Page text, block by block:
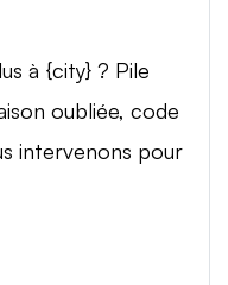
à {city} ? Pile
oubliée, code
intervenons pour